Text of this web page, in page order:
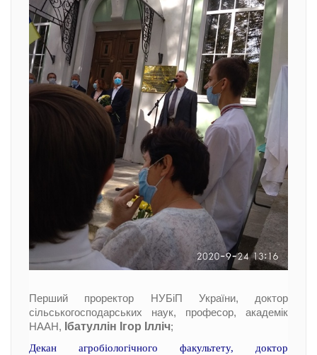
Перший проректор НУБіП України, доктор
сільськогосподарських наук, професор, академік
НААН, Ібатуллін Ігор Ілліч;
Декан агробіологічного факультету, доктор